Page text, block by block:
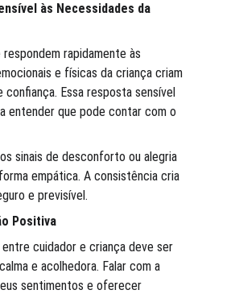
às Necessidades da
respondem rapidamente às
e físicas da criança criam
confiança. Essa resposta sensível
entender que pode contar com o
sinais de desconforto ou alegria
empática. A consistência cria
e previsível.
Positiva
cuidador e criança deve ser
e acolhedora. Falar com a
sentimentos e oferecer